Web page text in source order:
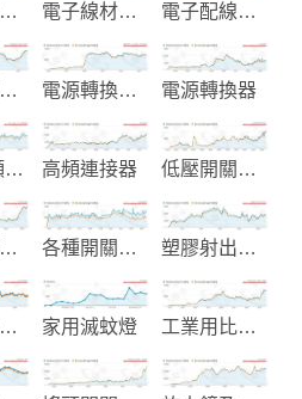
電子和通信產品 電子線材製造 電子配線與電子零組件製造
電源管理解決方案與旅行配件 電源轉換器-RJ45變壓器-網路濾波器 電源轉換器
高頻-低頻-EMI-電源濾波器 高頻連接器 低壓開關和斷路器系統
冷光及導光面板 各種開關製造 塑膠射出和EMS電子代工
室內外照明設備 家用滅蚊燈 工業用比流器-比壓器-變壓器